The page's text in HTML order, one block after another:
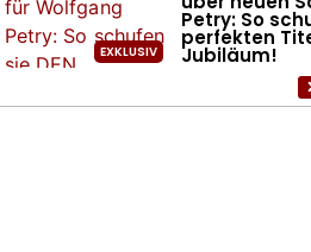
Petry: So
perfekten
Jubiläum!